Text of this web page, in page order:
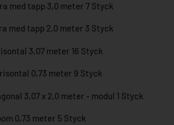
med tapp 3,0 meter 7 Styck
med tapp 2,0 meter 3 Styck
3,07 meter 16 Styck
0,73 meter 9 Styck
3,07 x 2,0 meter - modul 1 Styck
0,73 meter 5 Styck